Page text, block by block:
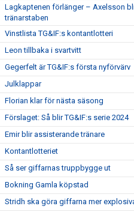
Lagkaptenen förlänger – Axelsson
tränarstaben
Vinstlista TG&IF:s kontantlotteri
Leon tillbaka i svartvitt
Gegerfelt är TG&IF:s första nyförvärv
Julklappar
Florian klar för nästa säsong
Förslaget: Så blir TG&IF:s serie 2024
Emir blir assisterande tränare
Kontantlotteriet
Så ser giffarnas truppbygge ut
Bokning Gamla köpstad
Stridh ska göra giffarna mer